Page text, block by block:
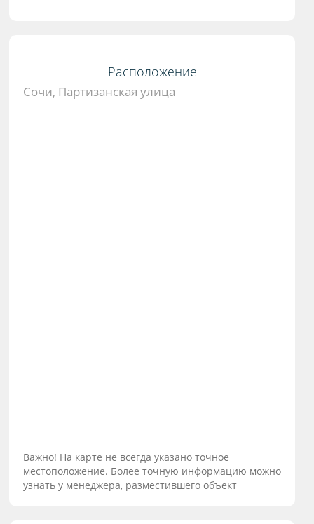
Расположение
Сочи, Партизанская улица
Важно! На карте не всегда указано точное
местоположение. Более точную информацию можно
узнать у менеджера, разместившего объект